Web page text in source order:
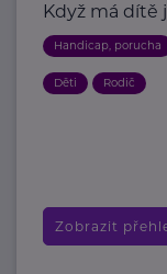
Když má dítě
Handicap, porucha
Děti Rodič
Zobrazit